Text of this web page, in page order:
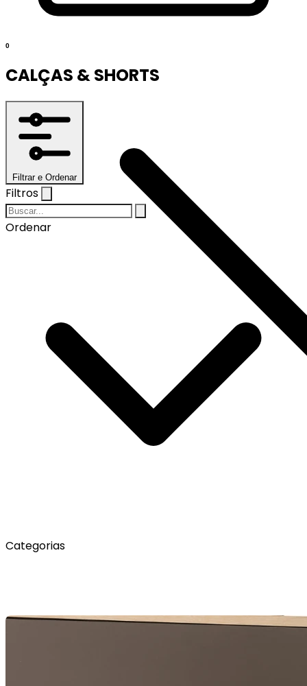
0
CALÇAS & SHORTS
Filtrar e Ordenar
Filtros
Ordenar
Categorias